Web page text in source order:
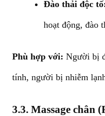
Đào thải độc
hoạt động, đào
Phù hợp với: Người bị
tính, người bị nhiễm
3.3. Massage chân